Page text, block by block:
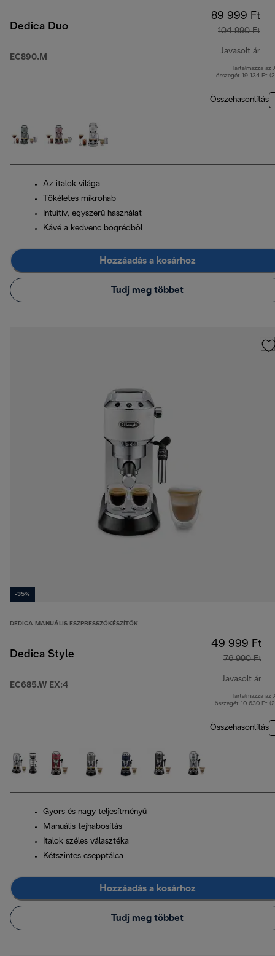
Dedica Duo
EC890.M
89 999 Ft
104 990 Ft
Javasolt ár
Tartalmazza az
összegét 19 134 Ft
Összehasonlítás
Az italok világa
Tökéletes mikrohab
Intuitív, egyszerű használat
Kávé a kedvenc bögrédből
Hozzáadás a kosárhoz
Tudj meg többet
-35%
DEDICA MANUÁLIS ESZPRESSZÓKÉSZÍTŐK
Dedica Style
EC685.W EX:4
49 999 Ft
76 990 Ft
Javasolt ár
Tartalmazza az
összegét 10 630 Ft
Összehasonlítás
Gyors és nagy teljesítményű
Manuális tejhabosítás
Italok széles választéka
Kétszintes csepptálca
Hozzáadás a kosárhoz
Tudj meg többet